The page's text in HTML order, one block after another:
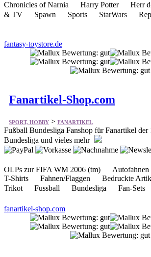
Chronicles of Narnia Harry Potter Herr
& TV Spawn Sports StarWars
fantasy-toystore.de
Fanartikel-Shop.com
SPORT, HOBBY>FANARTIKEL
Fußball Bundesliga Fanshop für Fanartikel der
Bundesliga und vieles mehr
OLPs zur FIFA WM 2006 (tm)
T-Shirts Fahnen/Flaggen Bedruckte
Trikot Fussball Bundesliga Fan-
fanartikel-shop.com